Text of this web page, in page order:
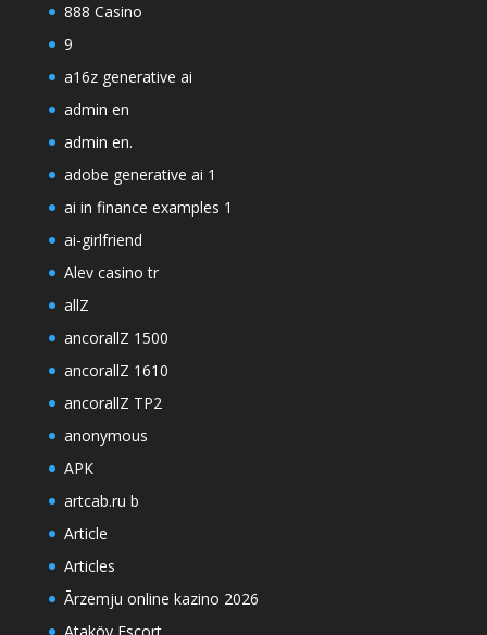
888 Casino
9
a16z generative ai
admin en
admin en.
adobe generative ai 1
ai in finance examples 1
ai-girlfriend
Alev casino tr
allZ
ancorallZ 1500
ancorallZ 1610
ancorallZ TP2
anonymous
APK
artcab.ru b
Article
Articles
Ārzemju online kazino 2026